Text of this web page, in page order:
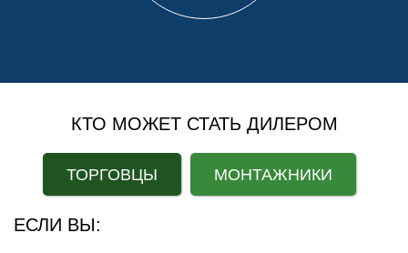
КТО МОЖЕТ СТАТЬ ДИЛЕРОМ
ТОРГОВЦЫ МОНТАЖНИКИ
ЕСЛИ ВЫ: